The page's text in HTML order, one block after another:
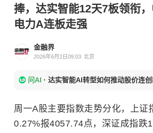
捧，达实智能12天7板领衔
电力A连板走强
金融界
2026年6月2日09:03 北京
问AI · 达实智能AI转型如何推动股价连创
周一A股主要指数走势分化，上证
0.27%报4057.74点，深证成指跌